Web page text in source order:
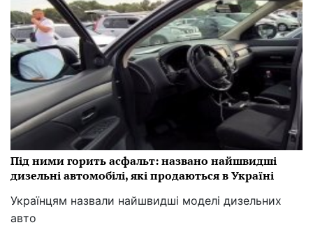
Під ними горить асфальт: названо найшвидші
дизельні автомобілі, які продаються в Україні
Українцям назвали найшвидші моделі дизельних
авто